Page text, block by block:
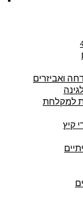
ואביזרים
למקלחת
קיץ